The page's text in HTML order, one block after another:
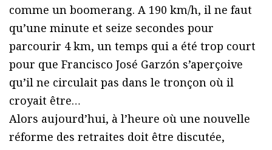
comme un boomerang. A 190 km/h, il ne faut
qu’une minute et seize secondes pour
parcourir 4 km, un temps qui a été trop court
pour que Francisco José Garzón s’aperçoive
qu’il ne circulait pas dans le tronçon où il
croyait être…
Alors aujourd’hui, à l’heure où une nouvelle
réforme des retraites doit être discutée,